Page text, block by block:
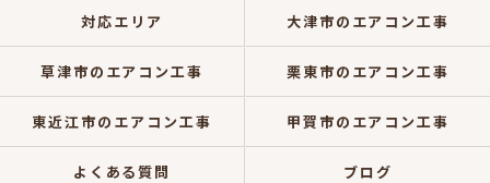
対応エリア 大津市のエアコン工事
草津市のエアコン工事 栗東市のエアコン工事
東近江市のエアコン工事 甲賀市のエアコン工事
よくある質問 ブログ